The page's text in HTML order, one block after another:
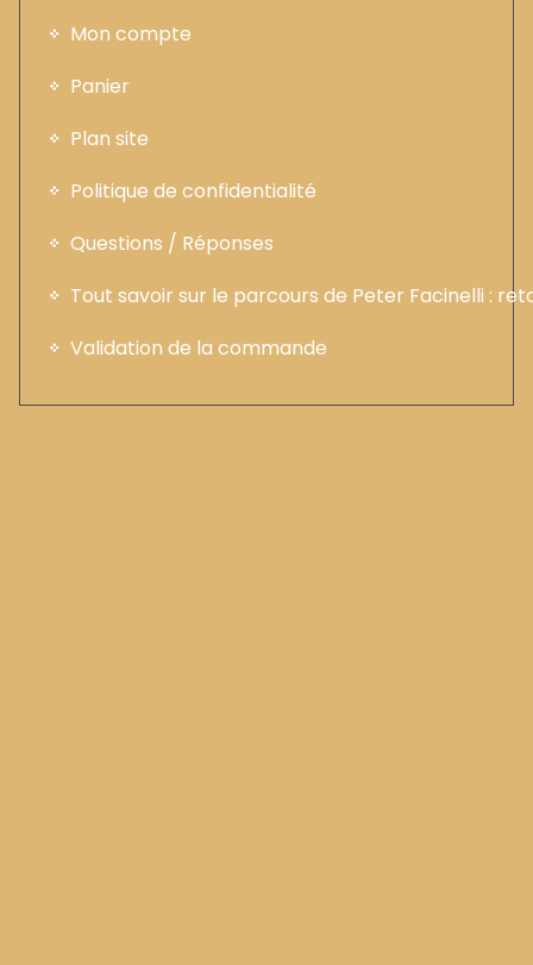
Mon compte
Panier
Plan site
Politique de confidentialité
Questions / Réponses
Tout savoir sur le parcours de Peter Facinelli :
Validation de la commande